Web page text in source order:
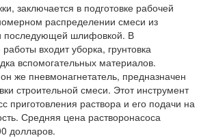
заключается в подготовке рабочей
распределении смеси из
последующей шлифовкой. В
входит уборка, грунтовка
вспомогательных материалов.
же пневмонагнетатель, предназначен
строительной смеси. Этот инструмент
приготовления раствора и его подачи на
Средняя цена растворонасоса
долларов.